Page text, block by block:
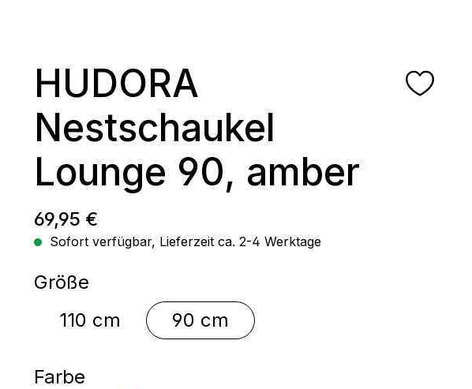
HUDORA
Nestschaukel
Lounge 90, amber
Regulärer Preis:
69,95 €
Sofort verfügbar, Lieferzeit ca. 2-4 Werktage
Größeauswählen
110 cm
90 cm
Farbeauswählen